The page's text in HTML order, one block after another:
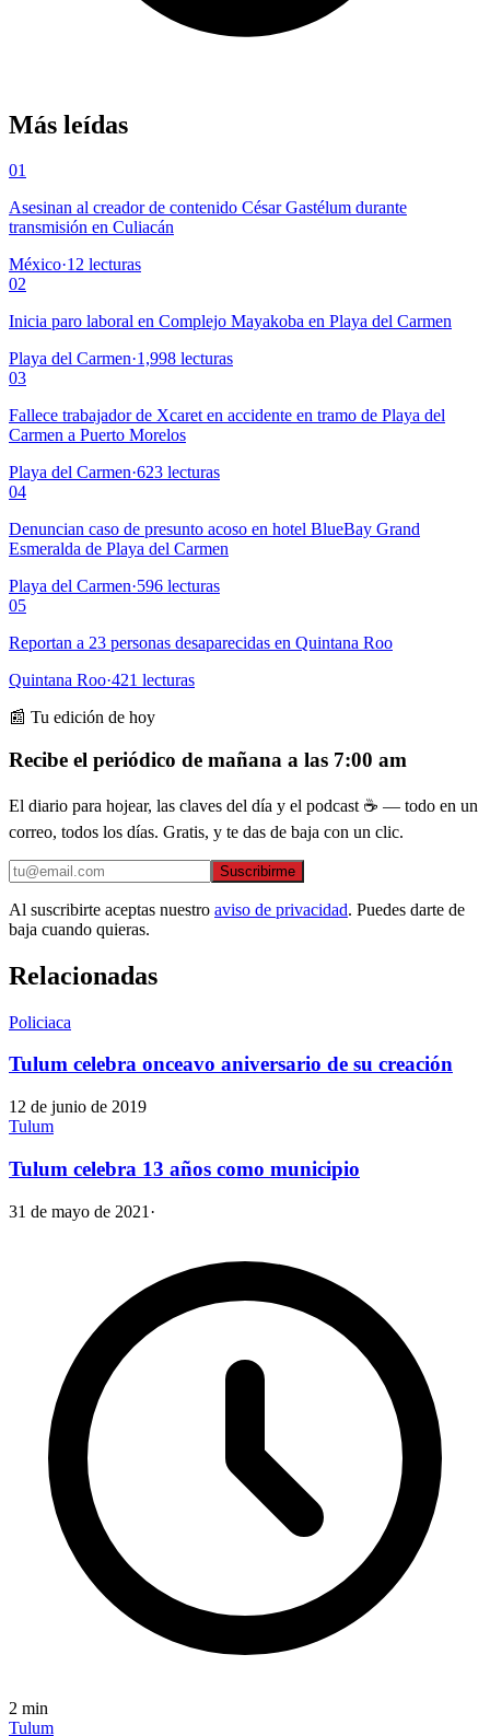
Más leídas
01
Asesinan al creador de contenido César Gastélum durante
transmisión en Culiacán
México·12 lecturas
02
Inicia paro laboral en Complejo Mayakoba en Playa del Carmen
Playa del Carmen·1,998 lecturas
03
Fallece trabajador de Xcaret en accidente en tramo de Playa del
Carmen a Puerto Morelos
Playa del Carmen·623 lecturas
04
Denuncian caso de presunto acoso en hotel BlueBay Grand
Esmeralda de Playa del Carmen
Playa del Carmen·596 lecturas
05
Reportan a 23 personas desaparecidas en Quintana Roo
Quintana Roo·421 lecturas
📰 Tu edición de hoy
Recibe el periódico de mañana a las 7:00 am
El diario para hojear, las claves del día y el podcast ☕ — todo en un
correo, todos los días. Gratis, y te das de baja con un clic.
Suscribirme
Al suscribirte aceptas nuestro aviso de privacidad. Puedes darte de
baja cuando quieras.
Relacionadas
Policiaca
Tulum celebra onceavo aniversario de su creación
12 de junio de 2019
Tulum
Tulum celebra 13 años como municipio
31 de mayo de 2021 ·
2 min
Tulum